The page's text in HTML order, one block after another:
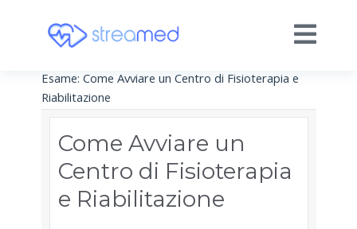
Esame: Come Avviare un Centro di Fisioterapia e
Riabilitazione